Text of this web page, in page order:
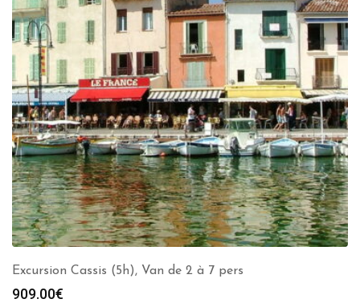
Excursion Cassis (5h), Van de 2 à 7 pers
909.00€